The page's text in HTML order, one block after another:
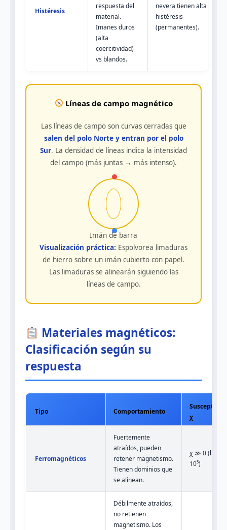
Histéresis
respuesta del
material.
Imanes duros
(alta
coercitividad)
vs blandos.
nevera tienen alta
histéresis
(permanentes).
Líneas de campo magnético
Las líneas de campo son curvas cerradas que
salen del polo Norte y entran por el polo
Sur. La densidad de líneas indica la intensidad
del campo (más juntas → más intenso).
Imán de barra
Visualización práctica: Espolvorea limaduras
de hierro sobre un imán cubierto con papel.
Las limaduras se alinearán siguiendo las
líneas de campo.
Materiales magnéticos:
Clasificación según su
respuesta
Tipo Comportamiento
χ
Ferromagnéticos
Fuertemente
atraídos, pueden
retener magnetismo.
Tienen dominios que
se alinean.
χ ≫ 0 (hasta
10⁵)
Débilmente atraídos,
no retienen
magnetismo. Los